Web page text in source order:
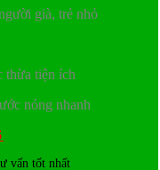
già, trẻ nhỏ
thừa tiện ích
nóng nhanh
vấn tốt nhất